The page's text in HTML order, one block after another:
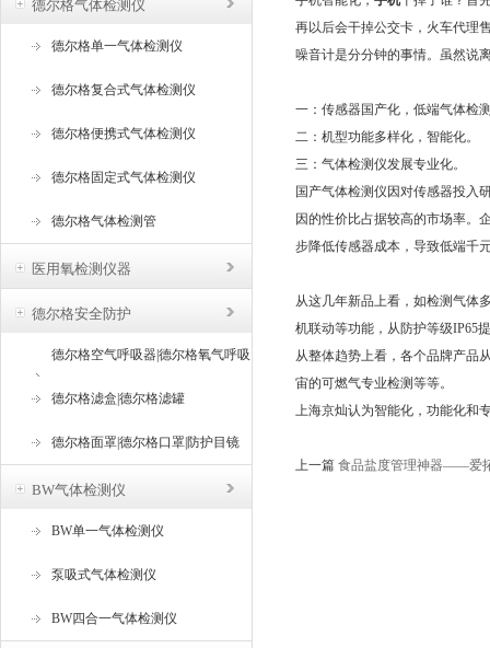
德尔格气体检测仪
德尔格单一气体检测仪
德尔格复合式气体检测仪
德尔格便携式气体检测仪
德尔格固定式气体检测仪
德尔格气体检测管
医用氧检测仪器
德尔格安全防护
德尔格空气呼吸器|德尔格氧气呼吸
器
德尔格滤盒|德尔格滤罐
德尔格面罩|德尔格口罩|防护目镜
BW气体检测仪
BW单一气体检测仪
泵吸式气体检测仪
BW四合一气体检测仪
再以后会干掉公交卡，火车代理
噪音计是分分钟的事情。虽然说
一：传感器国产化，低端气体检
二：机型功能多样化，智能化。
三：气体检测仪发展专业化。
国产气体检测仪因对传感器投入
因的性价比占据较高的市场率。
步降低传感器成本，导致低端千
从这几年新品上看，如检测气体
机联动等功能，从防护等级IP65
从整体趋势上看，各个品牌产品
宙的可燃气专业检测等等。
上海京灿认为智能化，功能化和
上一篇 食品盐度管理神器——爱